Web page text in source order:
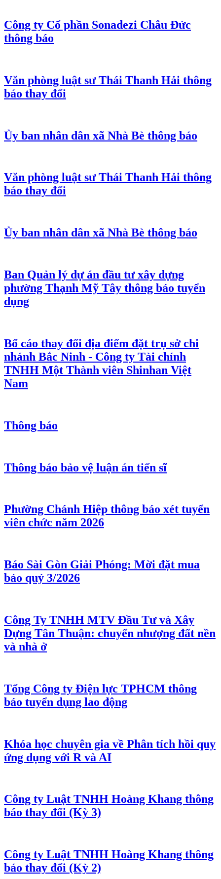
Công ty Cổ phần Sonadezi Châu Đức
thông báo
Văn phòng luật sư Thái Thanh Hải thông
báo thay đổi
Ủy ban nhân dân xã Nhà Bè thông báo
Văn phòng luật sư Thái Thanh Hải thông
báo thay đổi
Ủy ban nhân dân xã Nhà Bè thông báo
Ban Quản lý dự án đầu tư xây dựng
phường Thạnh Mỹ Tây thông báo tuyển
dụng
Bố cáo thay đổi địa điểm đặt trụ sở chi
nhánh Bắc Ninh - Công ty Tài chính
TNHH Một Thành viên Shinhan Việt
Nam
Thông báo
Thông báo bảo vệ luận án tiến sĩ
Phường Chánh Hiệp thông báo xét tuyển
viên chức năm 2026
Báo Sài Gòn Giải Phóng: Mời đặt mua
báo quý 3/2026
Công Ty TNHH MTV Đầu Tư và Xây
Dựng Tân Thuận: chuyển nhượng đất nền
và nhà ở
Tổng Công ty Điện lực TPHCM thông
báo tuyển dụng lao động
Khóa học chuyên gia về Phân tích hồi quy
ứng dụng với R và AI
Công ty Luật TNHH Hoàng Khang thông
báo thay đổi (Kỳ 3)
Công ty Luật TNHH Hoàng Khang thông
báo thay đổi (Kỳ 2)